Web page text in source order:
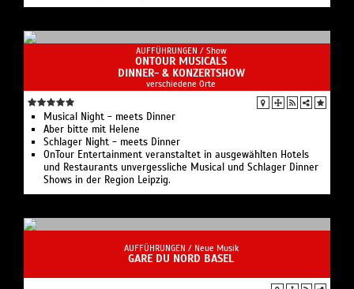
AUFFÜHRUNGEN / Show
ONTOUR MUSICALS
DINNER- & KONZERTSHOW
verschiedene Orte
Musical Night - meets Dinner
Aber bitte mit Helene
Schlager Night - meets Dinner
OnTour Entertainment veranstaltet in ausgewählten Hotels
und Restaurants unvergessliche Musical und Schlager Dinner
Shows in der Region Leipzig.
AUFFÜHRUNGEN / Neue Musik
GARE DU NORD BASEL